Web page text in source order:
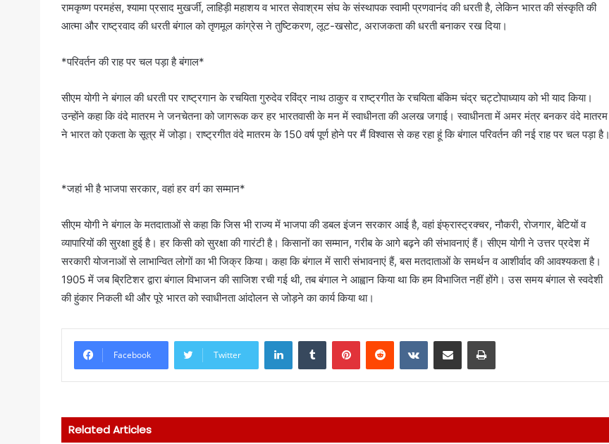
रामकृष्ण परमहंस, श्यामा प्रसाद मुखर्जी, लाहिड़ी महाशय व भारत सेवाश्रम संघ के संस्थापक स्वामी प्रणवानंद की धरती है, लेकिन भारत की संस्कृति की
आत्मा और राष्ट्रवाद की धरती बंगाल को तृणमूल कांग्रेस ने तुष्टिकरण, लूट-खसोट, अराजकता की धरती बनाकर रख दिया।
*परिवर्तन की राह पर चल पड़ा है बंगाल*
सीएम योगी ने बंगाल की धरती पर राष्ट्रगान के रचयिता गुरुदेव रविंद्र नाथ ठाकुर व राष्ट्रगीत के रचयिता बंकिम चंद्र चट्टोपाध्याय को भी याद किया।
उन्होंने कहा कि वंदे मातरम ने जनचेतना को जागरूक कर हर भारतवासी के मन में स्वाधीनता की अलख जगाई। स्वाधीनता में अमर मंत्र बनकर वंदे मातरम
ने भारत को एकता के सूत्र में जोड़ा। राष्ट्रगीत वंदे मातरम के 150 वर्ष पूर्ण होने पर मैं विश्वास से कह रहा हूं कि बंगाल परिवर्तन की नई राह पर चल पड़ा है।
*जहां भी है भाजपा सरकार, वहां हर वर्ग का सम्मान*
सीएम योगी ने बंगाल के मतदाताओं से कहा कि जिस भी राज्य में भाजपा की डबल इंजन सरकार आई है, वहां इंफ्रास्ट्रक्चर, नौकरी, रोजगार, बेटियों व
व्यापारियों की सुरक्षा हुई है। हर किसी को सुरक्षा की गारंटी है। किसानों का सम्मान, गरीब के आगे बढ़ने की संभावनाएं हैं। सीएम योगी ने उत्तर प्रदेश में
सरकारी योजनाओं से लाभान्वित लोगों का भी जिक्र किया। कहा कि बंगाल में सारी संभावनाएं हैं, बस मतदाताओं के समर्थन व आशीर्वाद की आवश्यकता है।
1905 में जब ब्रिटिशर द्वारा बंगाल विभाजन की साजिश रची गई थी, तब बंगाल ने आह्वान किया था कि हम विभाजित नहीं होंगे। उस समय बंगाल से स्वदेशी
की हुंकार निकली थी और पूरे भारत को स्वाधीनता आंदोलन से जोड़ने का कार्य किया था।
Facebook Twitter
LinkedInTumblr PinterestReddit VKontakteShare via Email Print
Related Articles